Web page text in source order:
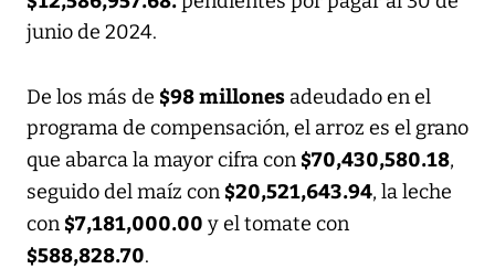
junio de 2024.
De los más de $98 millones adeudado en el
programa de compensación, el arroz es el grano
que abarca la mayor cifra con $70,430,580.18,
seguido del maíz con $20,521,643.94, la leche
con $7,181,000.00 y el tomate con
$588,828.70.